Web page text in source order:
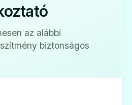
az alábbi
biztonságos